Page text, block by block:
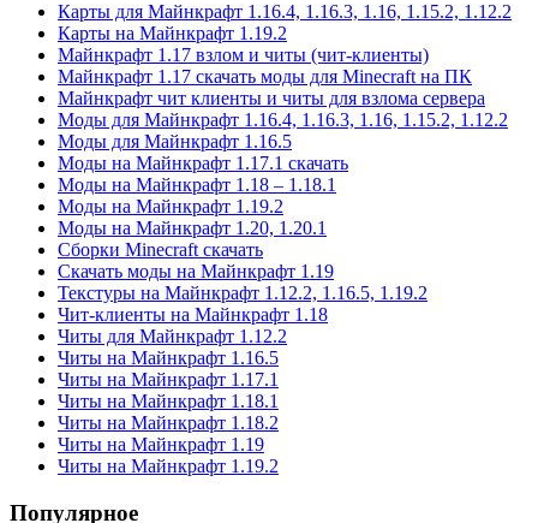
Карты для Майнкрафт 1.16.4, 1.16.3, 1.16, 1.15.2, 1.12.2
Карты на Майнкрафт 1.19.2
Майнкрафт 1.17 взлом и читы (чит-клиенты)
Майнкрафт 1.17 скачать моды для Minecraft на ПК
Майнкрафт чит клиенты и читы для взлома сервера
Моды для Майнкрафт 1.16.4, 1.16.3, 1.16, 1.15.2, 1.12.2
Моды для Майнкрафт 1.16.5
Моды на Майнкрафт 1.17.1 скачать
Моды на Майнкрафт 1.18 – 1.18.1
Моды на Майнкрафт 1.19.2
Моды на Майнкрафт 1.20, 1.20.1
Сборки Minecraft скачать
Скачать моды на Майнкрафт 1.19
Текстуры на Майнкрафт 1.12.2, 1.16.5, 1.19.2
Чит-клиенты на Майнкрафт 1.18
Читы для Майнкрафт 1.12.2
Читы на Майнкрафт 1.16.5
Читы на Майнкрафт 1.17.1
Читы на Майнкрафт 1.18.1
Читы на Майнкрафт 1.18.2
Читы на Майнкрафт 1.19
Читы на Майнкрафт 1.19.2
Популярное